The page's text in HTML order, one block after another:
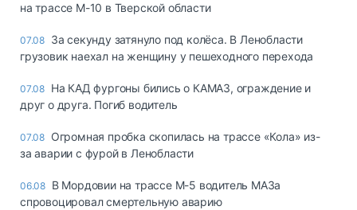
на трассе М-10 в Тверской области
07.08 За секунду затянуло под колёса. В Ленобласти
грузовик наехал на женщину у пешеходного перехода
07.08 На КАД фургоны бились о КАМАЗ, ограждение и
друг о друга. Погиб водитель
07.08 Огромная пробка скопилась на трассе «Кола» из-
за аварии с фурой в Ленобласти
06.08 В Мордовии на трассе М-5 водитель МАЗа
спровоцировал смертельную аварию